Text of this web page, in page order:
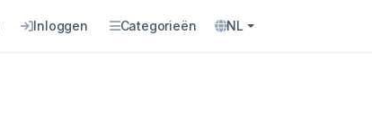
Inloggen Categorieën NL